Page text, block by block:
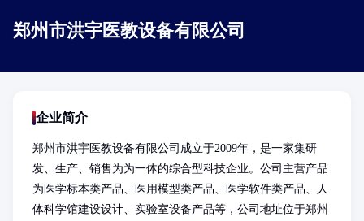
郑州市洪宇医教设备有限公司
企业简介
郑州市洪宇医教设备有限公司成立于2009年，是一家集研
发、生产、销售为为一体的综合型科技企业。公司主营产品
为医学标本类产品、医用模型类产品、医学软件类产品、人
体科学馆建设设计、实验室设备产品等，公司地址位于郑州